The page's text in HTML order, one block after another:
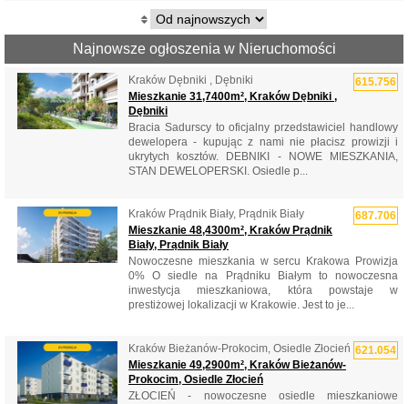
Najnowsze ogłoszenia w Nieruchomości
615.756
Kraków Dębniki , Dębniki
Mieszkanie 31,7400m², Kraków Dębniki ,
Dębniki
Bracia Sadurscy to oficjalny przedstawiciel handlowy
dewelopera - kupując z nami nie płacisz prowizji i
ukrytych kosztów. DEBNIKI - NOWE MIESZKANIA,
STAN DEWELOPERSKI. Osiedle p...
687.706
Kraków Prądnik Biały, Prądnik Biały
Mieszkanie 48,4300m², Kraków Prądnik
Biały, Prądnik Biały
Nowoczesne mieszkania w sercu Krakowa Prowizja
0% O siedle na Prądniku Białym to nowoczesna
inwestycja mieszkaniowa, która powstaje w
prestiżowej lokalizacji w Krakowie. Jest to je...
621.054
Kraków Bieżanów-Prokocim, Osiedle Złocień
Mieszkanie 49,2900m², Kraków Bieżanów-
Prokocim, Osiedle Złocień
ZŁOCIEŃ - nowoczesne osiedle mieszkaniowe